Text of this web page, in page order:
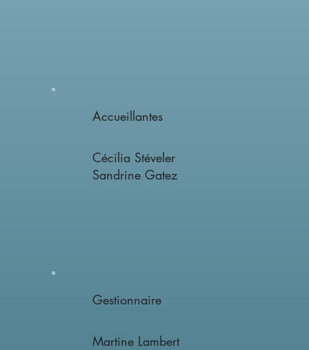
Accueillantes
Cécilia Stéveler
Sandrine Gatez
Gestionnaire
Martine Lambert